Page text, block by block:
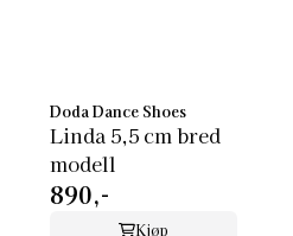
Doda Dance Shoes
Linda 5,5 cm bred
modell
890,-
Kjøp